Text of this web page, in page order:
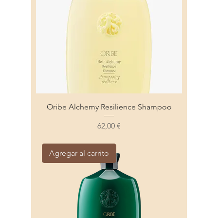
Oribe Alchemy Resilience Shampoo
Precio
62,00 €
Agregar al carrito